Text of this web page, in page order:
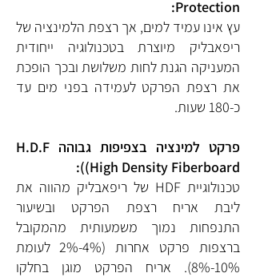
Protection:
עץ אינו עמיד למים, אך רצפת הלמינציה של
ריפאבליק מיוצרת בטכנולוגיה ייחודית
המעניקה הגנת לחות משלושת ובכך הופכת
את רצפת הפרקט לעמידה בפני מים עד
כ-180 שעות.
פרקט למינציה בצפיפות גבוהה H.D.F
(High Density Fiberboard):
טכנולוגיית HDF של ריפאבליק מהווה את
ליבת אריח רצפת הפרקט ובשיעור
התנפחות נמוך משמעותית מהמקובל
ברצפות פרקט אחרות (2%-4% לעומת
8%-10%). אריח הפרקט מוגן בחלקו